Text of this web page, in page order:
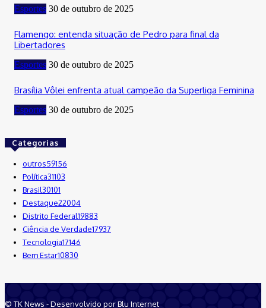
Esportes 30 de outubro de 2025
Flamengo: entenda situação de Pedro para final da
Libertadores
Esportes 30 de outubro de 2025
Brasília Vôlei enfrenta atual campeão da Superliga Feminina
Esportes 30 de outubro de 2025
Categorias
outros59156
Política31103
Brasil30101
Destaque22004
Distrito Federal19883
Ciência de Verdade17937
Tecnologia17146
Bem Estar10830
© TK News - Desenvolvido por Blu Internet